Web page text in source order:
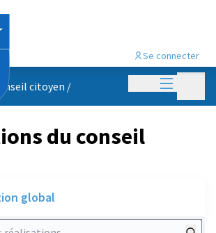
Menu
Se connecter
citoyen /
du conseil
global